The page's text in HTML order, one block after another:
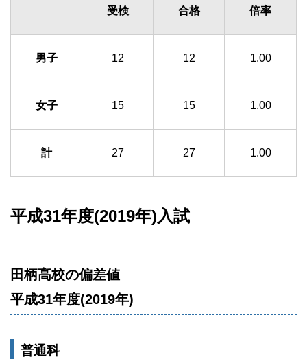
受検 合格 倍率
男子 12 12 1.00
女子 15 15 1.00
計 27 27 1.00
平成31年度(2019年)入試
田柄高校の偏差値
平成31年度(2019年)
普通科